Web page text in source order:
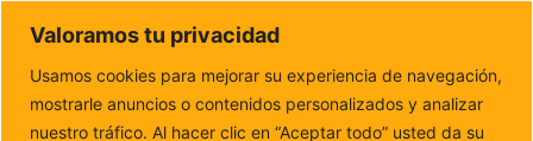
Valoramos tu privacidad
Usamos cookies para mejorar su experiencia de navegación,
mostrarle anuncios o contenidos personalizados y analizar
nuestro tráfico. Al hacer clic en “Aceptar todo” usted da su
DUNAS FM
Tu informacion de forma cercana
Inicio FUERTEVENTURA
El plazo de subsanación de
documentación para la instalación de ventorrillos y...